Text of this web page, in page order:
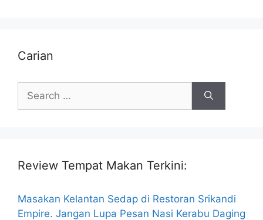
Carian
Search
for:
Review Tempat Makan Terkini:
Masakan Kelantan Sedap di Restoran Srikandi
Empire. Jangan Lupa Pesan Nasi Kerabu Daging